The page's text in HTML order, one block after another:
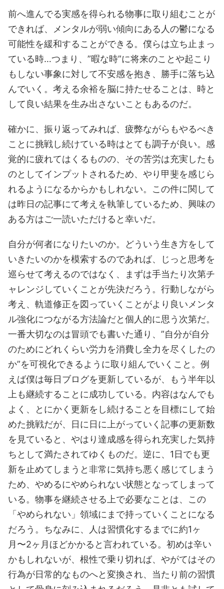
前へ進んでる実感を得られる物事に取り組むことが
できれば、メンタルが弱い傾向にある人の鬱になる
可能性を緩和することができる。僕らは立ち止まっ
ている時…つまり、”暇な時”に将来のことや起こり
もしない事象に対して不安感を抱き、勝手に落ち込
んでいく。考える余裕を脳に持たせることは、時と
して良い結果を生み出さないこともあるのだ。
確かに、振り返ってみれば、疲弊ながらもやるべき
ことに挑戦し続けている時はとても調子が良い。感
覚的に疲れてはくるものの、その苦労は充実したも
のとしてインプットされるため、やり甲斐を感じら
れるようになるからかもしれない。この件に関して
は昨日の記事にて考えを執筆しているため、興味の
ある方はご一読いただけると幸いだ。
自分が何者になりたいのか。どういう生き方をして
いきたいのかを模索するのであれば、じっと思考を
巡らせて考えるのではなく、まずは手当たり次第チ
ャレンジしていくことが先決だろう。行動しながら
考え、軌道修正を図っていくことがより良いメンタ
ル強化につながる方法論だと個人的に思う次第だ。
一番大切なのは冒頭でも書いた通り、”自分が自分
のためにどれくらい労力を消費し全力を尽くしたの
か”を可視化できるように取り組んでいくこと。例
えば僕は毎日ブログを更新しているが、もう半年以
上も継続することに成功している。内容はなんでも
よく、とにかく更新をし続けることを目標にして始
めた挑戦だが、日に日に上がっていく記事の更新数
を見ていると、やはり達成感を得られ充実した気持
ちとして満たされてゆくものだ。逆に、1日でも更
新を止めてしまうと非常に気持ち悪く感じてしまう
ため、やめるにやめられない状態となってしまって
いる。物事を継続させる上で必要なことは、この
「やめられない」領域にまで持っていくことになる
だろう。ちなみに、人は習慣化するまでに約1ヶ
月〜2ヶ月ほどかかると言われている。初めは辛い
かもしれないが、根性で乗り切れば、やがてはその
行為が日常的なものへと変換され、当たり前の習慣